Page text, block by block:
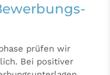
prüfen wir
Bei positiver